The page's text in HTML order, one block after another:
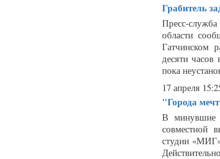
Грабитель
Пресс-
области
Гатчинском
десяти
пока
17 апреля
"Города
В минувшие
совместной
студии